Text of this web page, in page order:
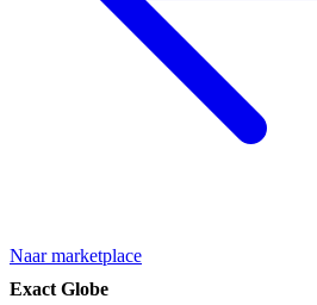
Naar marketplace
Exact Globe